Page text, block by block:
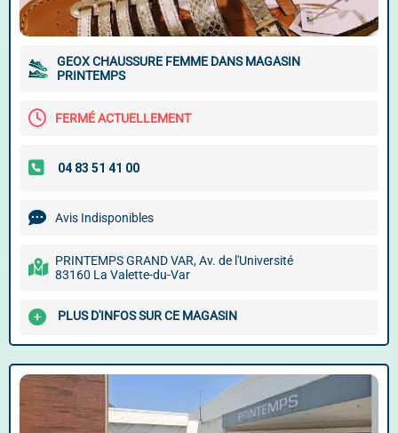
GEOX CHAUSSURE FEMME DANS MAGASIN
PRINTEMPS
FERMÉ ACTUELLEMENT
Avis Indisponibles
PRINTEMPS GRAND VAR, Av. de l'Université
83160 La Valette-du-Var
PLUS D'INFOS SUR CE MAGASIN